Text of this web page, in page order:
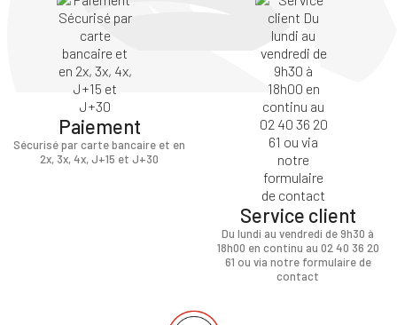
Paiement
Sécurisé par carte bancaire et en
2x, 3x, 4x, J+15 et J+30
Service client
Du lundi au vendredi de 9h30 à
18h00 en continu au 02 40 36 20
61 ou via notre formulaire de
contact